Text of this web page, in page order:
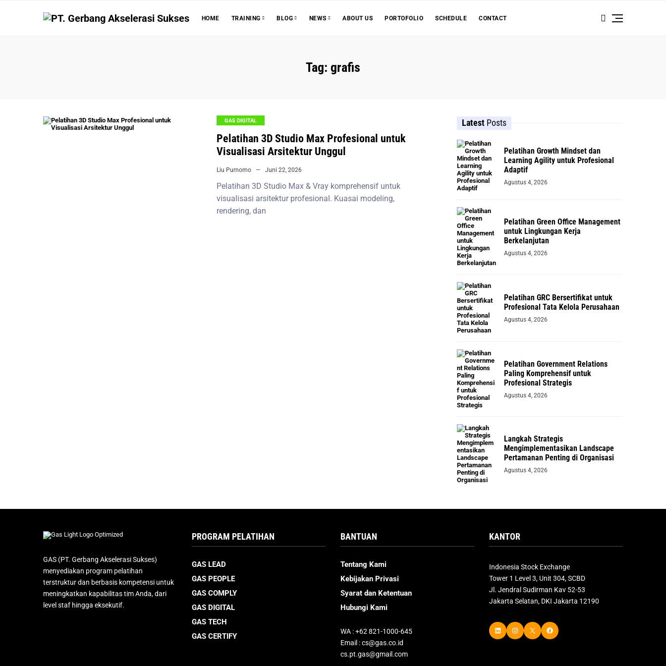
HOME TRAINING BLOG NEWS ABOUT US PORTOFOLIO SCHEDULE CONTACT
Tag: grafis
GAS DIGITAL
Pelatihan 3D Studio Max Profesional untuk
Visualisasi Arsitektur Unggul
Liu Purnomo Juni 22, 2026
Pelatihan 3D Studio Max & Vray komprehensif untuk
visualisasi arsitektur profesional. Kuasai modeling,
rendering, dan
Latest Posts
Pelatihan Growth Mindset dan
Learning Agility untuk Profesional
Adaptif
Agustus 4, 2026
Pelatihan Green Office Management
untuk Lingkungan Kerja
Berkelanjutan
Agustus 4, 2026
Pelatihan GRC Bersertifikat untuk
Profesional Tata Kelola Perusahaan
Agustus 4, 2026
Pelatihan Government Relations
Paling Komprehensif untuk
Profesional Strategis
Agustus 4, 2026
Langkah Strategis
Mengimplementasikan Landscape
Pertamanan Penting di Organisasi
Agustus 4, 2026
GAS (PT. Gerbang Akselerasi Sukses)
menyediakan program pelatihan
terstruktur dan berbasis kompetensi untuk
meningkatkan kapabilitas tim Anda, dari
level staf hingga eksekutif.
PROGRAM PELATIHAN
GAS LEAD
GAS PEOPLE
GAS COMPLY
GAS DIGITAL
GAS TECH
GAS CERTIFY
BANTUAN
Tentang Kami
Kebijakan Privasi
Syarat dan Ketentuan
Hubungi Kami
WA : +62 821-1000-645
Email : cs@gas.co.id
cs.pt.gas@gmail.com
KANTOR
Indonesia Stock Exchange
Tower 1 Level 3, Unit 304, SCBD
Jl. Jendral Sudirman Kav 52-53
Jakarta Selatan, DKI Jakarta 12190
LinkedIn Instagram X Facebook